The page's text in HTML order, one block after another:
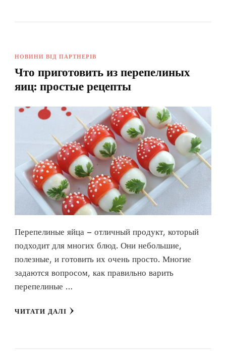
НОВИНИ ВІД ПАРТНЕРІВ
Что приготовить из перепелиных
яиц: простые рецепты
Перепелиные яйца – отличный продукт, который
подходит для многих блюд. Они небольшие,
полезные, и готовить их очень просто. Многие
задаются вопросом, как правильно варить
перепелиные …
ЧИТАТИ ДАЛІ